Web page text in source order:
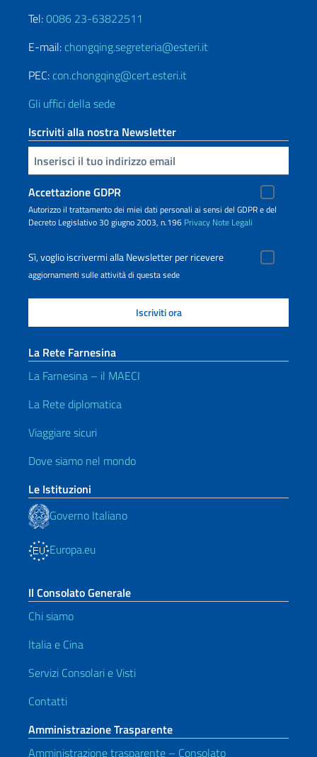
Tel:0086 23-63822511
E-mail: chongqing.segreteria@esteri.it
PEC: con.chongqing@cert.esteri.it
Gli uffici della sede
Iscriviti alla nostra Newsletter
Inserisci la tua email
Accettazione GDPR
Autorizzo il trattamento dei miei dati personali ai sensi del GDPR e del
Decreto Legislativo 30 giugno 2003, n.196 Privacy Note Legali
Sì, voglio iscrivermi alla Newsletter per ricevere
aggiornamenti sulle attività di questa sede
La Rete Farnesina
La Farnesina – il MAECI
La Rete diplomatica
Viaggiare sicuri
Dove siamo nel mondo
Le Istituzioni
Governo Italiano
Europa.eu
Il Consolato Generale
Chi siamo
Italia e Cina
Servizi Consolari e Visti
Contatti
Amministrazione Trasparente
Amministrazione trasparente – Consolato